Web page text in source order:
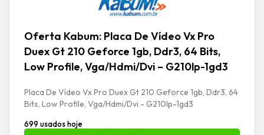
Oferta Kabum: Placa De Vídeo Vx Pro
Duex Gt 210 Geforce 1gb, Ddr3, 64 Bits,
Low Profile, Vga/Hdmi/Dvi – G210lp-1gd3
Placa De Vídeo Vx Pro Duex Gt 210 Geforce 1gb, Ddr3, 64
Bits, Low Profile, Vga/Hdmi/Dvi - G210lp-1gd3
699 usados hoje